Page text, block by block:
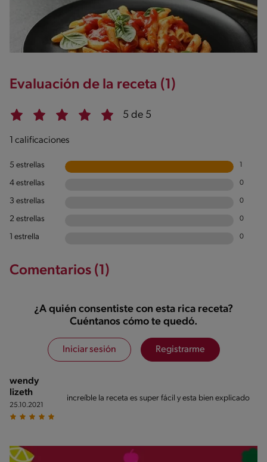
Evaluación de la receta (1)
5 de 5
1 calificaciones
5 estrellas 1
4 estrellas 0
3 estrellas 0
2 estrellas 0
1 estrella 0
Comentarios (1)
¿A quién consentiste con esta rica receta?
Cuéntanos cómo te quedó.
Iniciar sesión Registrarme
wendy
lizeth
25.10.2021
increíble la receta es super fácil y esta bien explicado